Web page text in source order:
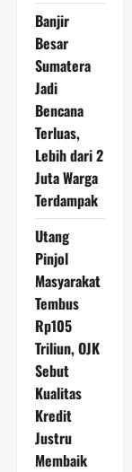
Banjir
Besar
Sumatera
Jadi
Bencana
Terluas,
Lebih dari 2
Juta Warga
Terdampak
Utang
Pinjol
Masyarakat
Tembus
Rp105
Triliun, OJK
Sebut
Kualitas
Kredit
Justru
Membaik